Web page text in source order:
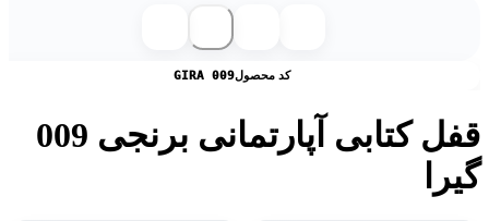
کد محصولGIRA 009
قفل کتابی آپارتمانی برنجی 009
گیرا